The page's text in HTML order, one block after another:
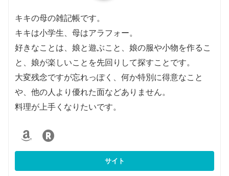
キキの母の雑記帳です。
キキは小学生、母はアラフォー。
好きなことは、娘と遊ぶこと、娘の服や小物を作るこ
と、娘が楽しいことを先回りして探すことです。
大変残念ですが忘れっぽく、何か特別に得意なこと
や、他の人より優れた面などありません。
料理が上手くなりたいです。